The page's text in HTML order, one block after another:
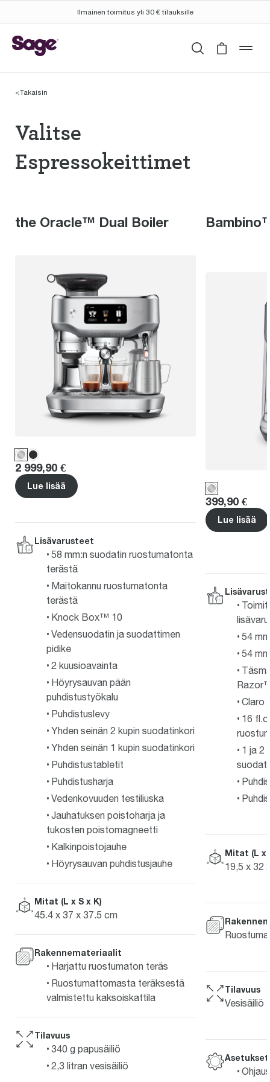
Ilmainen toimitus yli 30 € tilauksille
HakuCart is
<Takaisin
Valitse
Valitse
Espressokeittimet
the Oracle™ Dual Boiler
Price:
2 999,90 €
Lue lisää
Lisävarusteet
58 mm:n suodatin ruostumatonta
terästä
Maitokannu ruostumatonta
terästä
Knock Box™ 10
Vedensuodatin ja suodattimen
pidike
2 kuusioavainta
Höyrysauvan pään
puhdistustyökalu
Puhdistuslevy
Yhden seinän 2 kupin suodatinkori
Yhden seinän 1 kupin suodatinkori
Puhdistustabletit
Puhdistusharja
Vedenkovuuden testiliuska
Jauhatuksen poistoharja ja
tukosten poistomagneetti
Kalkinpoistojauhe
Höyrysauvan puhdistusjauhe
Mitat (L x S x K)
45.4 x 37 x 37.5 cm
Rakennemateriaalit
Harjattu ruostumaton teräs
Ruostumattomasta teräksestä
valmistettu kaksoiskattila
Tilavuus
340 g papusäiliö
2,3 litran vesisäiliö
Price
399,90 €
Lue lisää
54
54
Claro
16
1 ja 2
Mitat (L x
19,5 x 32
Tilavuus
Vesisäiliö
Asetukset